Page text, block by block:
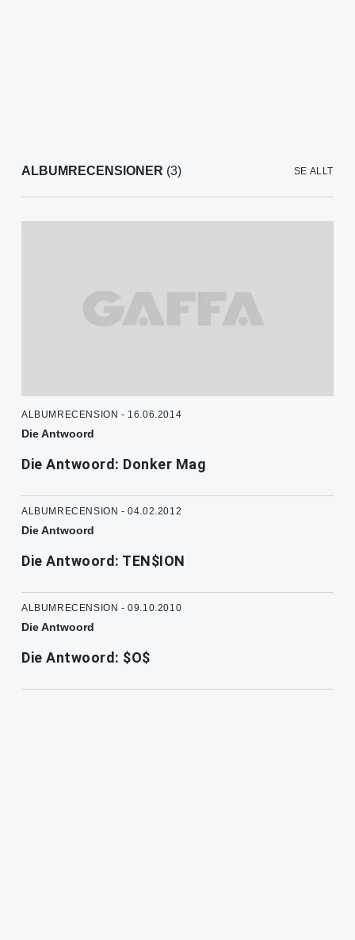
ALBUMRECENSIONER (3) SE ALLT
ALBUMRECENSION - 16.06.2014
Die Antwoord
Die Antwoord: Donker Mag
ALBUMRECENSION - 04.02.2012
Die Antwoord
Die Antwoord: TEN$ION
ALBUMRECENSION - 09.10.2010
Die Antwoord
Die Antwoord: $O$